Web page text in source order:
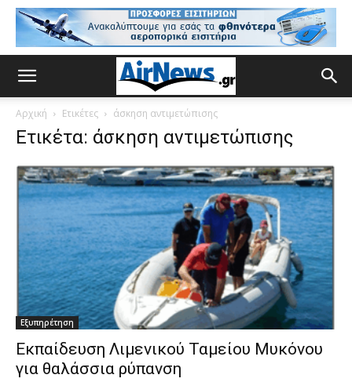
Αρχική Ετικέτες άσκηση αντιμετώπισης
Ετικέτα: άσκηση αντιμετώπισης
Εξυπηρέτηση
Εκπαίδευση Λιμενικού Ταμείου Μυκόνου
για θαλάσσια ρύπανση